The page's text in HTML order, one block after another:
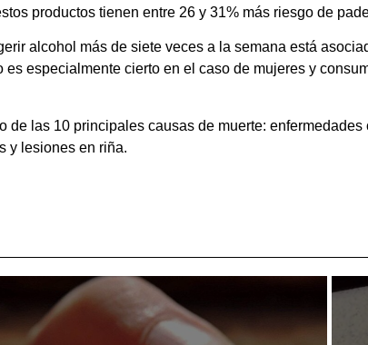
productos tienen entre 26 y 31% más riesgo de
alcohol más de siete veces a la semana está
especialmente cierto en el caso de mujeres y
las 10 principales causas de muerte:
y lesiones en riña.